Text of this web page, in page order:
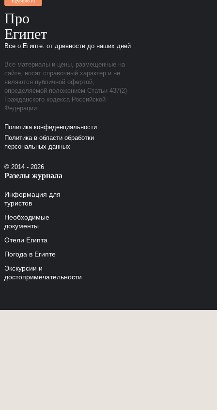
Про
Египет
Все о Египте: от древности до наших дней
Все материалы и цены, размещенные на
сайте, носят справочный характер и не
являются публичной офертой,
определяемой положением Статьи 437(2)
Гражданского кодекса Российской
Федерации
Политика конфиденциальности
Политика в области обработки
персональных данных
© 2014 - 2026
Разелы журнала
Информация для
туристов
Необходимые
документы
Отели Египта
Погода в Египте
Экскурсии и
достопримечательности